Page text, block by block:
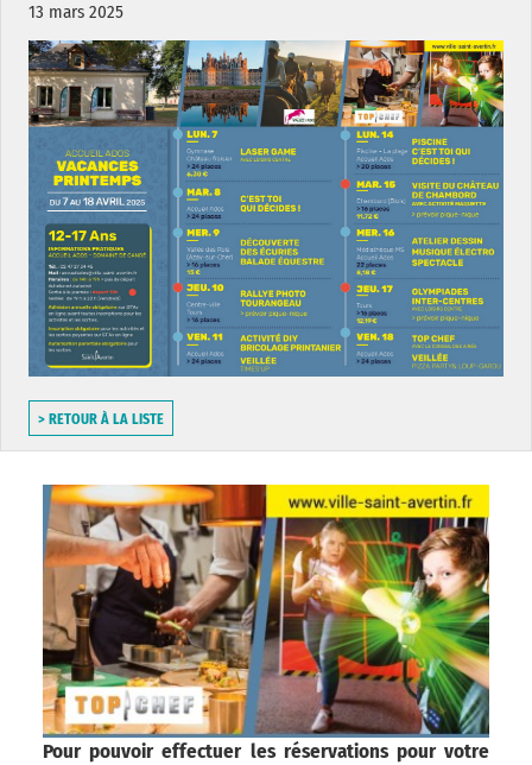
13 mars 2025
> RETOUR À LA LISTE
Pour pouvoir effectuer les réservations pour votre